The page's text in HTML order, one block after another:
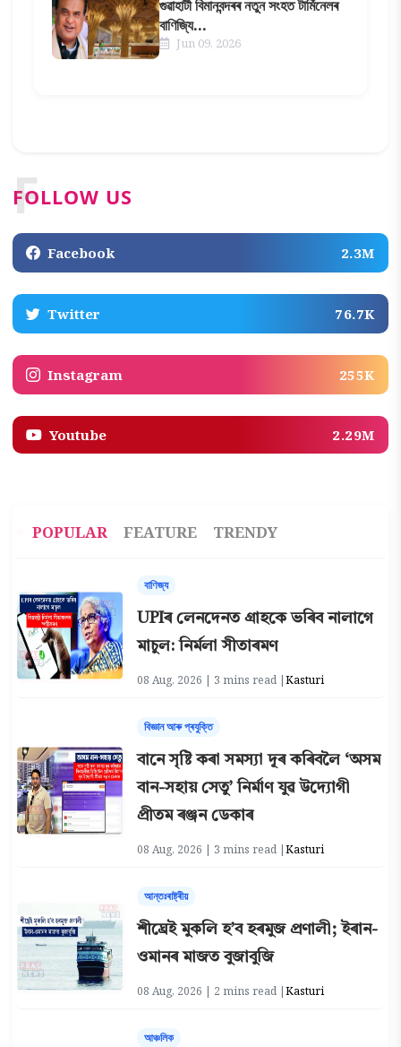
গুৱাহাটী বিমানবন্দৰৰ নতুন সংহত টাৰ্মিনেলৰ
বাণিজ্যি...
Jun 09, 2026
FOLLOW US
F
Facebook 2.3M
Twitter 76.7K
Instagram 255K
Youtube 2.29M
POPULAR FEATURE TRENDY
বাণিজ্য
UPIৰ লেনদেনত গ্রাহকে ভৰিব নালাগে
মাচুল: নির্মলা সীতাৰমণ
08 Aug, 2026 | 3 mins read |Kasturi
বিজ্ঞান আৰু প্ৰযুক্তি
বানে সৃষ্টি কৰা সমস্যা দূৰ কৰিবলৈ ‘অসম
বান-সহায় সেতু’ নিৰ্মাণ যুৱ উদ্যোগী
প্ৰীতম ৰঞ্জন ডেকাৰ
08 Aug, 2026 | 3 mins read |Kasturi
আন্তঃৰাষ্ট্ৰীয়
শীঘ্ৰেই মুকলি হ’ব হৰমুজ প্রণালী; ইৰান-
ওমানৰ মাজত বুজাবুজি
08 Aug, 2026 | 2 mins read |Kasturi
আঞ্চলিক